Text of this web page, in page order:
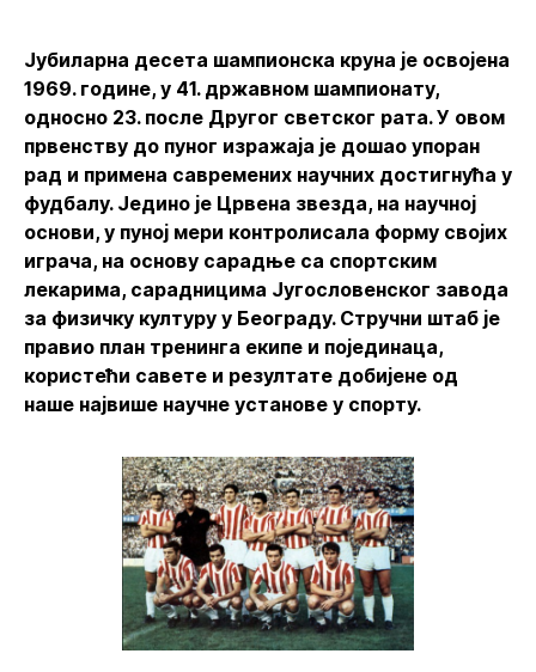
Јубиларна десета шампионска круна је освојена
1969. године, у 41. државном шампионату,
односно 23. после Другог светског рата. У овом
првенству до пуног изражаја је дошао упоран
рад и примена савремених научних достигнућа у
фудбалу. Једино је Црвена звезда, на научној
основи, у пуној мери контролисала форму својих
играча, на основу сарадње са спортским
лекарима, сарадницима Југословенског завода
за физичку културу у Београду. Стручни штаб је
правио план тренинга екипе и појединаца,
користећи савете и резултате добијене од
наше највише научне установе у спорту.